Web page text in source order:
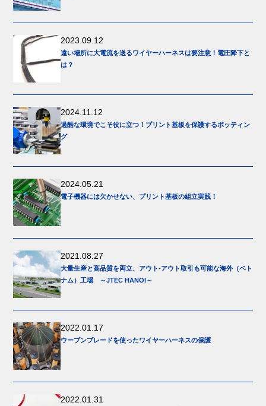
2023.09.12
遠い場所に大電流を送るワイヤーハーネスは要注意！電圧降下と
は？
2024.11.12
過酷な環境でこそ役に立つ！プリント基板を保護するポッティン
グ
2024.05.21
電子機器には欠かせない、プリント基板の組立実践！
2021.08.27
大量生産と高品質を両立、アウト-アウト取引も可能な海外（ベト
ナム）工場 ～JTEC HANOI～
2022.01.17
ウーブンブレードを使ったワイヤーハーネスの保護
2022.01.31